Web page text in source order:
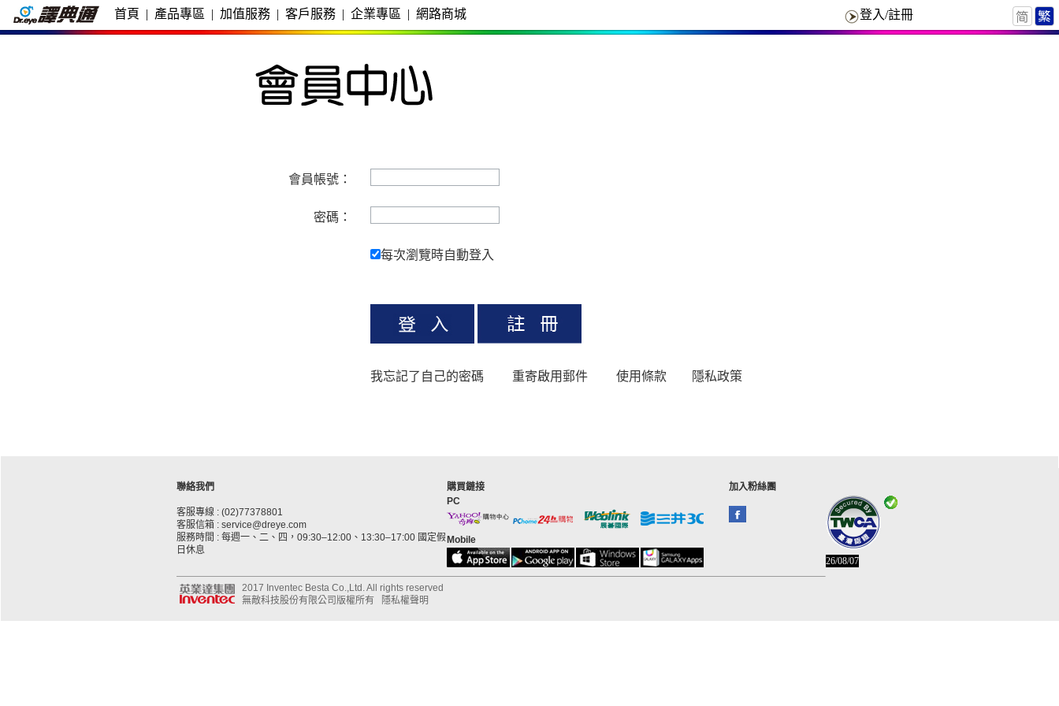
首頁 | 產品專區 | 加值服務 | 客戶服務 | 企業專區 | 網路商城 登入/註冊
會員帳號：
密碼：
每次瀏覽時自動登入
我忘記了自己的密碼 重寄啟用郵件 使用條款 隱私政策
聯絡我們
客服專線 : (02)77378801
客服信箱 : service@dreye.com
服務時間 : 每週一、二、四，09:30–12:00、13:30–17:00 國定假
日休息
購買鏈接
PC
Mobile
加入粉絲團
26/08/07
2017 Inventec Besta Co.,Ltd. All rights reserved
無敵科技股份有限公司版權所有
隱私權聲明